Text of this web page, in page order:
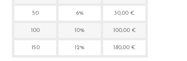
50 6% 30,00 €
100 10% 100,00 €
150 12% 180,00 €